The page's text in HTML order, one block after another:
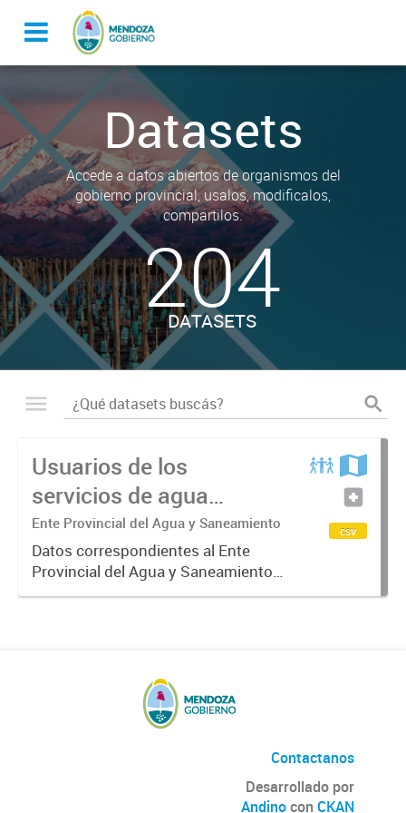
Datasets
Accede a datos abiertos de organismos del
gobierno provincial, usalos, modificalos,
compartilos.
204
DATASETS
Usuarios de los
servicios de agua
potable y cloacas
Ente Provincial del Agua y Saneamiento
Datos correspondientes al Ente
Provincial del Agua y Saneamiento
de Mendoza sobre las cuentas que
csv
Contactanos
Desarrollado por
Andinocon CKAN